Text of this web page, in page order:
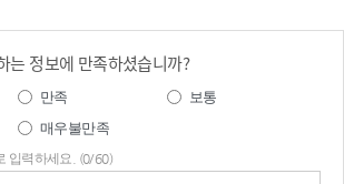
는 정보에 만족하셨습니까?
만족
보통
매우불만족
입력하세요. (0/60)